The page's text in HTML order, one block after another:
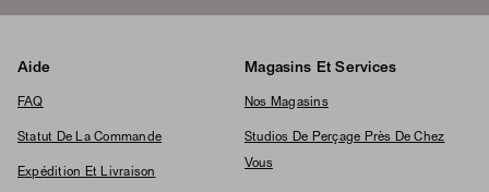
Aide
FAQ
Statut De La Commande
Expédition Et Livraison
Magasins Et Services
Nos Magasins
Studios De Perçage Près De Chez
Vous